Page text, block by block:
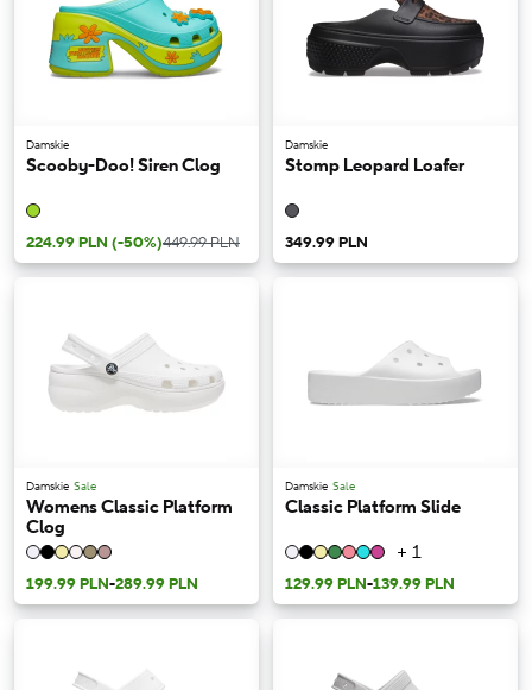
Damskie
Scooby-Doo! Siren Clog
224.99 PLN (-50%)449.99 PLN
Damskie
Stomp Leopard Loafer
349.99 PLN
Damskie Sale
Womens Classic Platform
Clog
199.99 PLN-289.99 PLN
Damskie Sale
Classic Platform Slide
+ 1
129.99 PLN-139.99 PLN